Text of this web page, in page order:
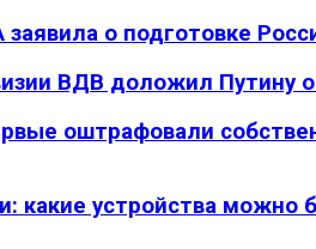
о подготовке
ВДВ доложил Путину
оштрафовали
какие устройства можно